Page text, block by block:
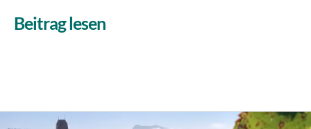
Beitrag lesen